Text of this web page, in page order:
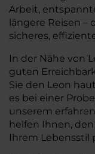
Arbeit,
längere Reisen –
sicheres,
In der Nähe von
guten
Sie den Leon
es bei einer
unserem
helfen Ihnen,
Ihrem Lebensstil